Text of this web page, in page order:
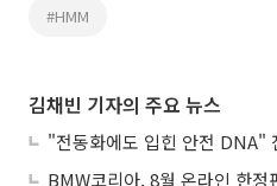
#HMM
김채빈 기자의 주요 뉴스